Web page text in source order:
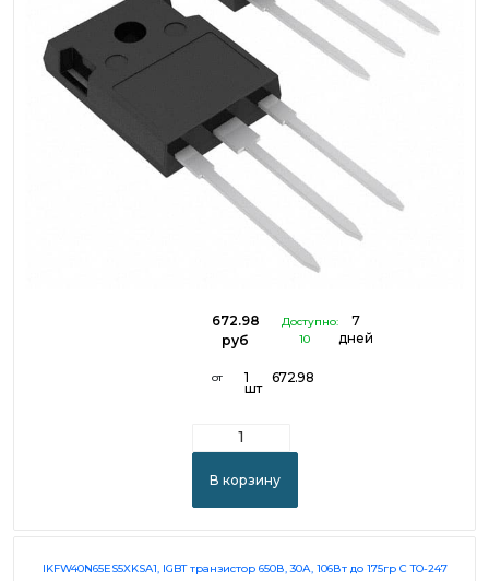
672.98
руб
Доступно:
10
7
дней
от 1
шт
672.98
В корзину
IKFW40N65ES5XKSA1, IGBT транзистор 650В, 30А, 106Вт до 175гр C TO-247